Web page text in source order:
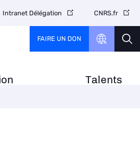
Talents
Intranet Délégation CNRS.fr
FAIRE UN DON